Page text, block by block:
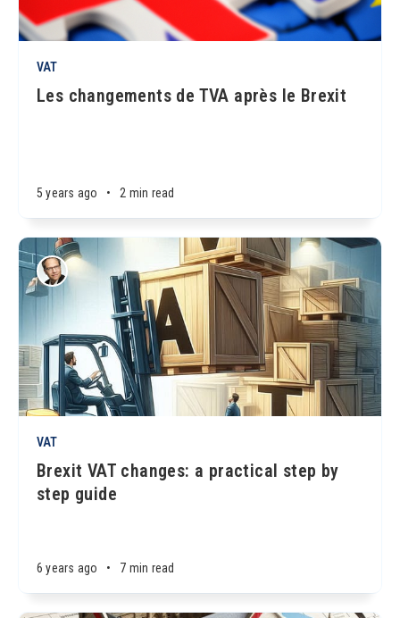
VAT
Les changements de TVA après le Brexit
5 years ago • 2 min read
VAT
Brexit VAT changes: a practical step by
step guide
6 years ago • 7 min read